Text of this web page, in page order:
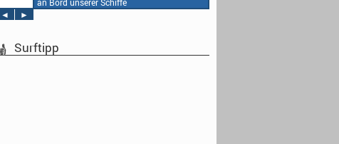
an Bord unserer Schiffe
◄
►
Surftipp